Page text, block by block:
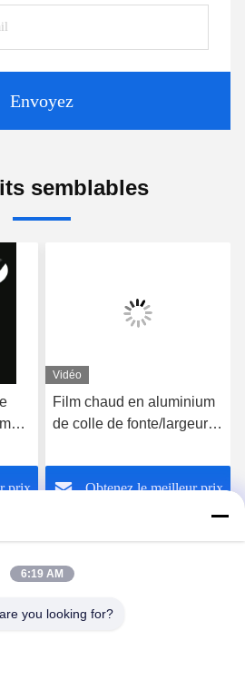
Envoyez
semblables
prix
Vidéo
Film chaud en aluminium
de colle de fonte/largeur
100cm du petit pain de
film de stratification 140cm
Obtenez le meilleur prix
New Material
6:19 AM
you looking for?